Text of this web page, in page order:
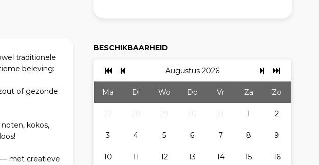
traditionele
beleving:
of gezonde
kokos,
— met creatieve
BESCHIKBAARHEID
Augustus 2026
Ma Di Wo Do Vr Za Zo
1 2
3 4 5 6 7 8 9
10 11 12 13 14 15 16